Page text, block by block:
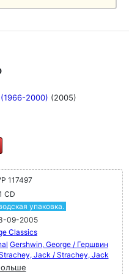
(1966-2000) (2005)
117497
CD
упаковка.
09-2005
Classics
Gershwin, George / Гершвин
Jack / Strachey, Jack